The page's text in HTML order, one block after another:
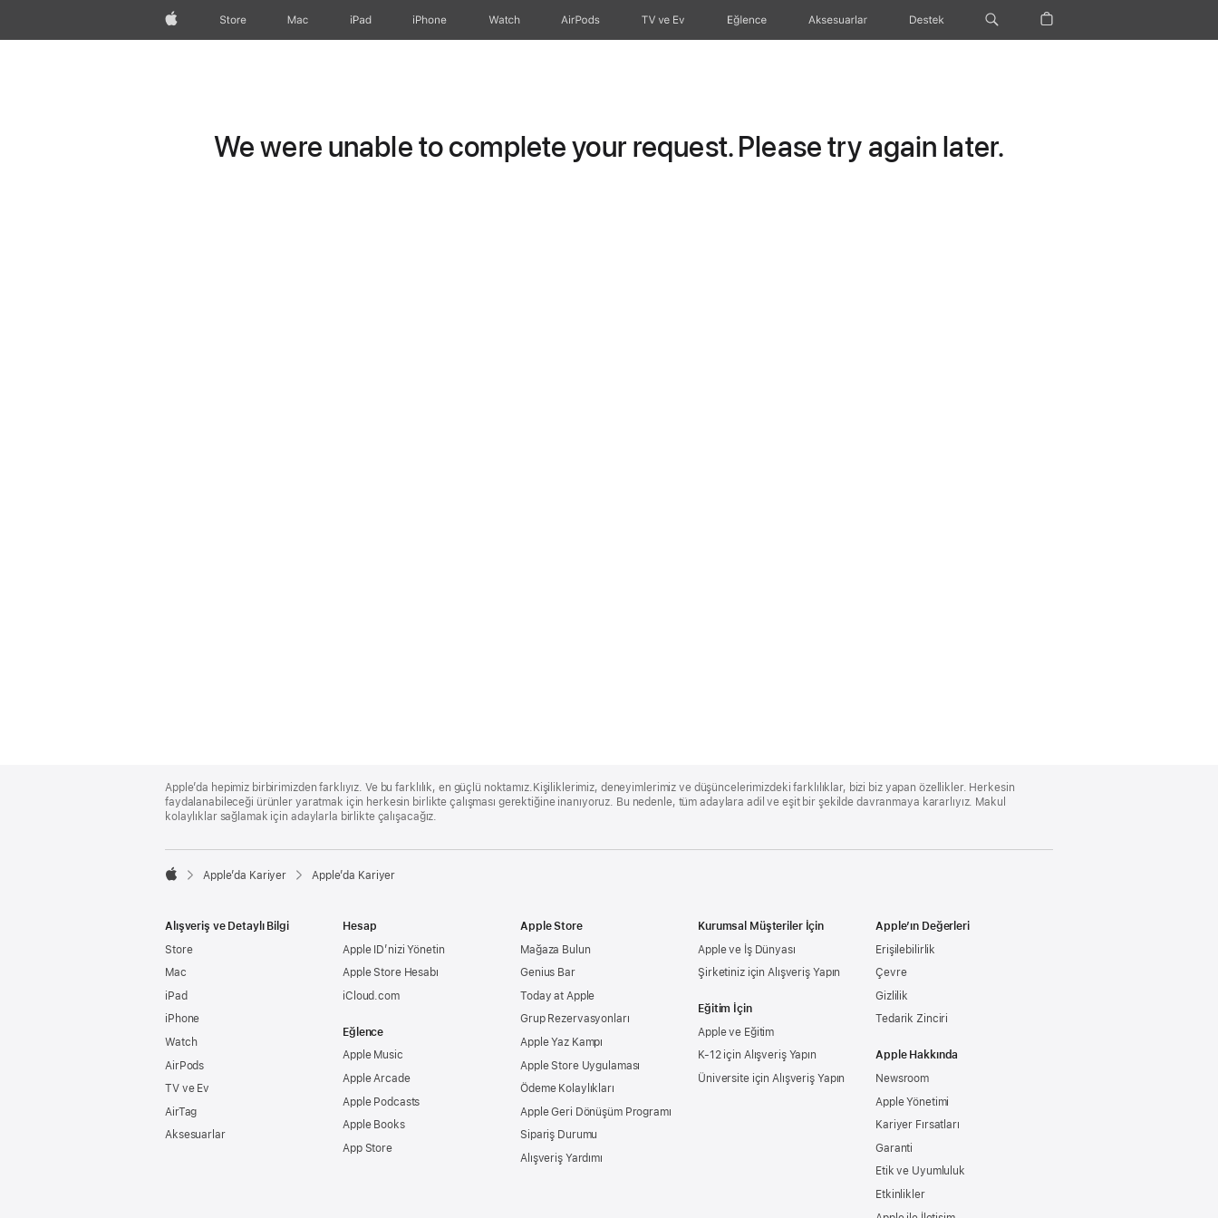
wzlhp Store Mac iPad iPhone Watch AirPods TV ve Ev Eğlence Aksesuarlar Destek
We were unable to complete your request. Please try again later.
Footer
Apple’da hepimiz birbirimizden farklıyız. Ve bu farklılık, en güçlü noktamız.Kişiliklerimiz, deneyimlerimiz ve düşüncelerimizdeki farklılıklar, bizi biz yapan özellikler. Herkesin
faydalanabileceği ürünler yaratmak için herkesin birlikte çalışması gerektiğine inanıyoruz. Bu nedenle, tüm adaylara adil ve eşit bir şekilde davranmaya kararlıyız. Makul
kolaylıklar sağlamak için adaylarla birlikte çalışacağız.

Apple’da Kariyer Apple’da Kariyer
Alışveriş ve Detaylı Bilgi
Store
Mac
iPad
iPhone
Watch
AirPods
TV ve Ev
AirTag
Aksesuarlar
Hesap
Apple ID’nizi Yönetin
Apple Store Hesabı
iCloud.com
Eğlence
Apple Music
Apple Arcade
Apple Podcasts
Apple Books
App Store
Apple Store
Mağaza Bulun
Genius Bar
Today at Apple
Grup Rezervasyonları
Apple Yaz Kampı
Apple Store Uygulaması
Ödeme Kolaylıkları
Apple Geri Dönüşüm Programı
Sipariş Durumu
Alışveriş Yardımı
Kurumsal Müşteriler İçin
Apple ve İş Dünyası
Şirketiniz için Alışveriş Yapın
Eğitim İçin
Apple ve Eğitim
K-12 için Alışveriş Yapın
Üniversite için Alışveriş Yapın
Apple’ın Değerleri
Erişilebilirlik
Çevre
Gizlilik
Tedarik Zinciri
Apple Hakkında
Newsroom
Apple Yönetimi
Kariyer Fırsatları
Garanti
Etik ve Uyumluluk
Etkinlikler